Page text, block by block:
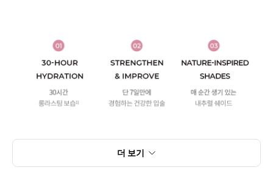
더 보기